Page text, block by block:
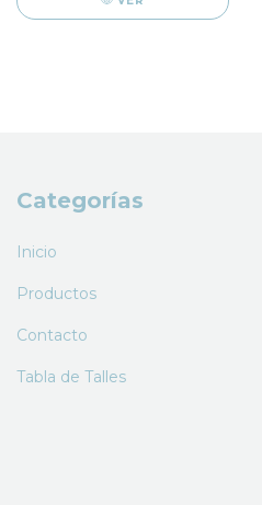
Categorías
Inicio
Productos
Contacto
Tabla de Talles